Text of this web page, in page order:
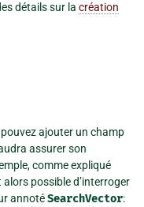
détails sur la création
ajouter un champ
assurer son
comme expliqué
alors possible d’interroger
annotéSearchVector: